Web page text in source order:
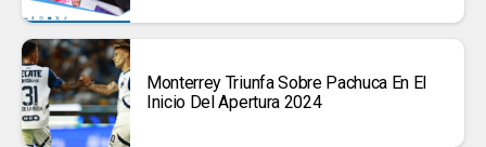
Monterrey Triunfa Sobre Pachuca En El
Inicio Del Apertura 2024